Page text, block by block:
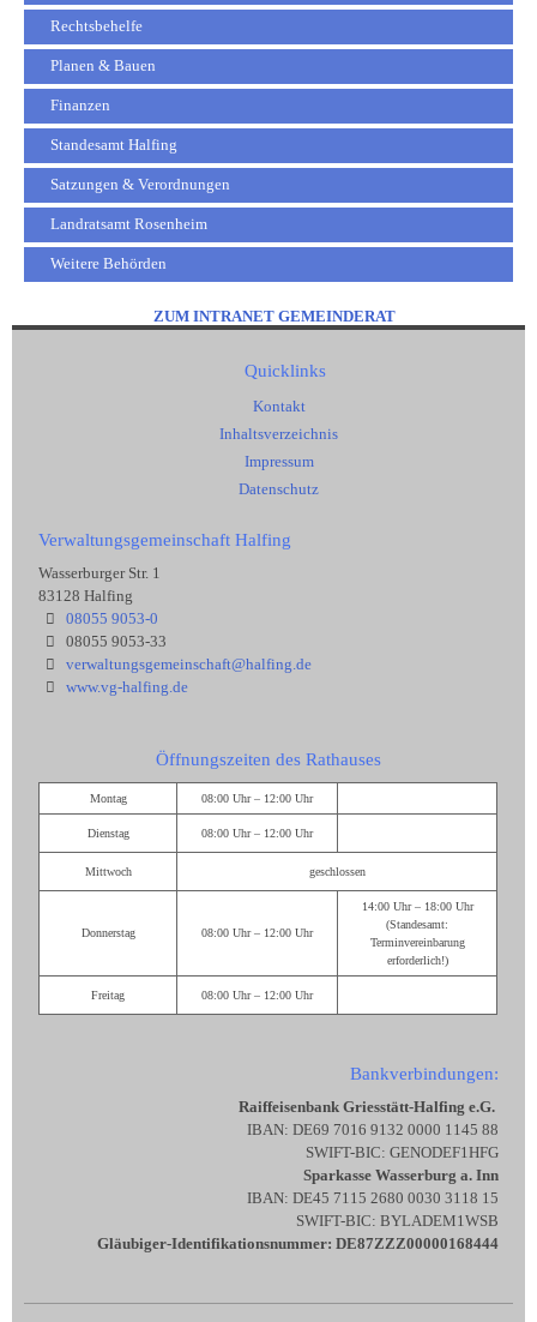
Rechtsbehelfe
Planen & Bauen
Finanzen
Standesamt Halfing
Satzungen & Verordnungen
Landratsamt Rosenheim
Weitere Behörden
ZUM INTRANET GEMEINDERAT
Quicklinks
Kontakt
Inhaltsverzeichnis
Impressum
Datenschutz
Verwaltungsgemeinschaft Halfing
Wasserburger Str. 1
83128 Halfing
08055 9053-0
08055 9053-33
verwaltungsgemeinschaft@halfing.de
www.vg-halfing.de
Öffnungszeiten des Rathauses
Montag 08:00 Uhr – 12:00 Uhr
Dienstag 08:00 Uhr – 12:00 Uhr
Mittwoch geschlossen
Donnerstag 08:00 Uhr – 12:00 Uhr
14:00 Uhr – 18:00 Uhr
(Standesamt:
Terminvereinbarung
erforderlich!)
Freitag 08:00 Uhr – 12:00 Uhr
Bankverbindungen:
Raiffeisenbank Griesstätt-Halfing e.G.
IBAN: DE69 7016 9132 0000 1145 88
SWIFT-BIC: GENODEF1HFG
Sparkasse Wasserburg a. Inn
IBAN: DE45 7115 2680 0030 3118 15
SWIFT-BIC: BYLADEM1WSB
Gläubiger-Identifikationsnummer: DE87ZZZ00000168444